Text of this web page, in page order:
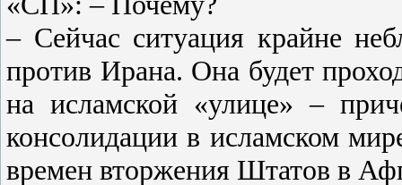
– Сейчас ситуация крайне
против Ирана. Она будет
на исламской «улице» –
консолидации в исламском
времен вторжения Штатов в